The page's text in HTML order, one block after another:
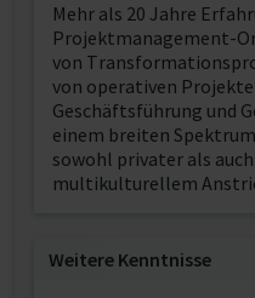
Mehr als 20 Jahre
Projektmanagement-
von
von operativen
Geschäftsführung und
einem breiten
sowohl privater als
multikulturellem
Weitere Kenntnisse